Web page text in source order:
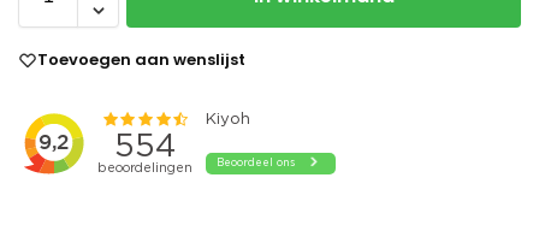
Toevoegen aan wenslijst